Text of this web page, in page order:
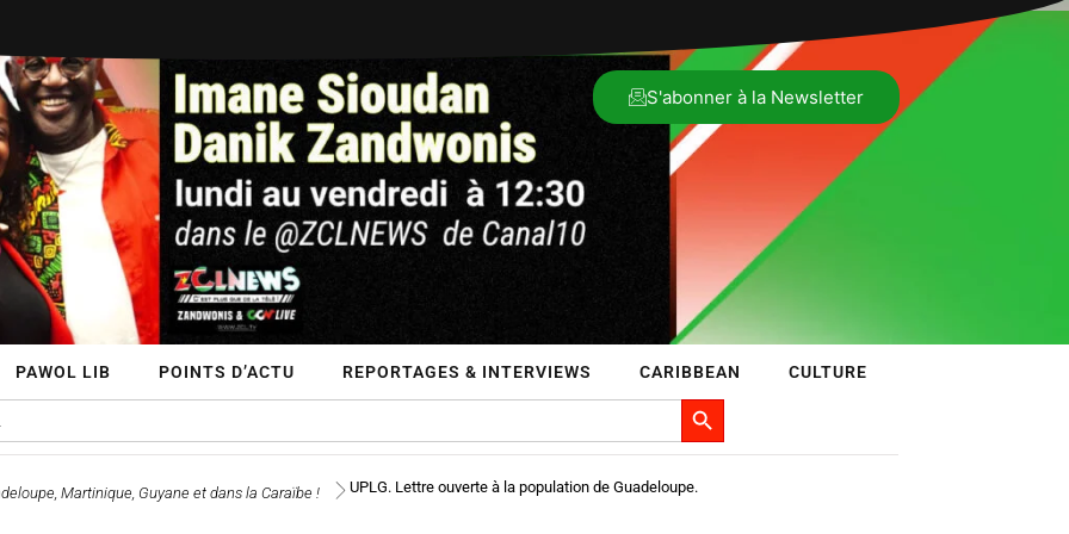
S'abonner à la Newsletter
PAWOL LIB POINTS D’ACTU REPORTAGES & INTERVIEWS CARIBBEAN CULTURE
Search Button
Martinique, Guyane et dans la Caraïbe ! UPLG. Lettre ouverte à la population de Guadeloupe.